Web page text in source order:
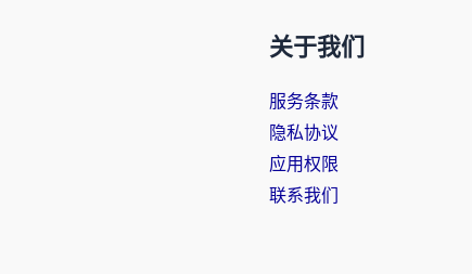
关于我们
服务条款
隐私协议
应用权限
联系我们